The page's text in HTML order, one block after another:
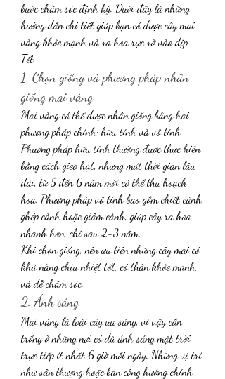
bước chăm sóc định kỳ. Dưới đây là những
hướng dẫn chi tiết giúp bạn có được cây mai
vàng khỏe mạnh và ra hoa rực rỡ vào dịp
Tết.
1. Chọn giống và phương pháp nhân
giống mai vàng
Mai vàng có thể được nhân giống bằng hai
phương pháp chính: hữu tính và vô tính.
Phương pháp hữu tính thường được thực hiện
bằng cách gieo hạt, nhưng mất thời gian lâu
dài, từ 5 đến 6 năm mới có thể thu hoạch
hoa. Phương pháp vô tính bao gồm chiết cành,
ghép cành hoặc giâm cành, giúp cây ra hoa
nhanh hơn, chỉ sau 2-3 năm.
Khi chọn giống, nên ưu tiên những cây mai có
khả năng chịu nhiệt tốt, có thân khỏe mạnh,
và dễ chăm sóc.
2. Ánh sáng
Mai vàng là loài cây ưa sáng, vì vậy cần
trồng ở những nơi có đủ ánh sáng mặt trời
trực tiếp ít nhất 6 giờ mỗi ngày. Những vị trí
như sân thượng hoặc ban công hướng chính